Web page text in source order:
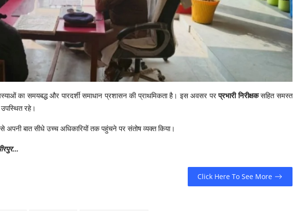
का समयबद्ध और पारदर्शी समाधान प्रशासन की प्राथमिकता है। इस अवसर परप्रभारी निरीक्षकसहित समस्त
रहे।
अपनी बात सीधे उच्च अधिकारियों तक पहुंचने पर संतोष व्यक्त किया।
Click Here To See More